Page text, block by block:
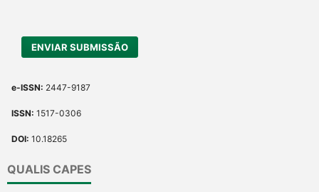
ENVIAR SUBMISSÃO
e-ISSN: 2447-9187
ISSN: 1517-0306
DOI: 10.18265
QUALIS CAPES